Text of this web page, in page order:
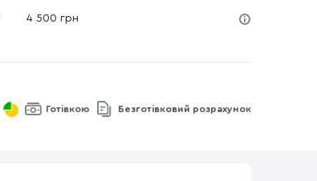
4 500 грн
Готівкою Безготівковий розрахунок